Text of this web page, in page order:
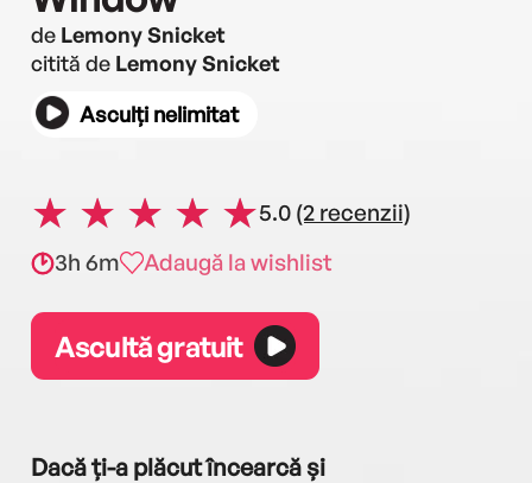
de Lemony Snicket
citită de Lemony Snicket
Asculți nelimitat
5.0 (2 recenzii)
3h 6m
Adaugă la wishlist
Ascultă gratuit
Dacă ți-a plăcut încearcă și